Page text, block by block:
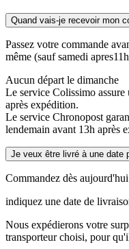
Quand vais-je recevoir mon
Passez votre commande
même (sauf samedi
Aucun départ le dimanche
Le service Colissimo assure
après expédition.
Le service Chronopost
lendemain avant 13h après
Je veux être livré à une date
Commandez dès
indiquez une date de
Nous expédierons votre
transporteur choisi, pour